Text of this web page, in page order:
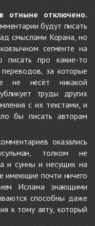
отныне отключено.
будут писать
смыслами Корана, но
сегменте на
писать про какие-то
за которые
не несёт никакой
труды других
с их текстами, и
бы писать авторам
оказались
толком не
и сунны и несущих на
имеющие почти ничего
Ислама знающими
способны даже
к тому аяту, который